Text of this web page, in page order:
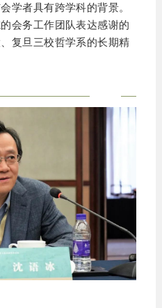
学者具有跨学科的背景。
会务工作团队表达感谢的
复旦三校哲学系的长期精